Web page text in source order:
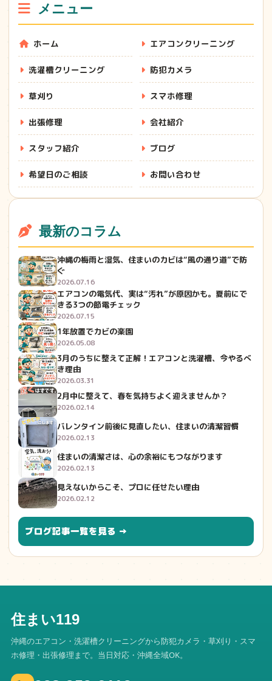
メニュー
ホーム エアコンクリーニング
洗濯槽クリーニング 防犯カメラ
草刈り スマホ修理
出張修理 会社紹介
スタッフ紹介 ブログ
希望日のご相談 お問い合わせ
最新のコラム
沖縄の梅雨と湿気、住まいのカビは“風の通り道”で防
ぐ
2026.07.16
エアコンの電気代、実は“汚れ”が原因かも。夏前にで
きる3つの節電チェック
2026.07.15
1年放置でカビの楽園
2026.05.08
3月のうちに整えて正解！エアコンと洗濯槽、今やるべ
き理由
2026.03.31
2月中に整えて、春を気持ちよく迎えませんか？
2026.02.14
バレンタイン前後に見直したい、住まいの清潔習慣
2026.02.13
住まいの清潔さは、心の余裕にもつながります
2026.02.13
見えないからこそ、プロに任せたい理由
2026.02.12
ブログ記事一覧を見る →
住まい119
沖縄のエアコン・洗濯槽クリーニングから防犯カメラ・草刈り・スマ
ホ修理・出張修理まで。当日対応・沖縄全域OK。